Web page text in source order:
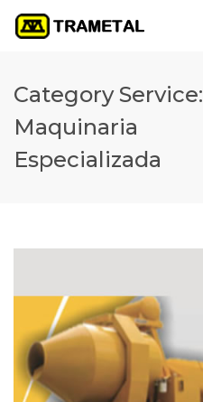
Category Service:
Maquinaria
Especializada